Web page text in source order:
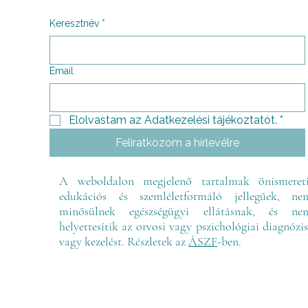
Keresztnév *
Email
Elolvastam az Adatkezelési tájékoztatót. *
Feliratkozom a hírlevélre
A weboldalon megjelenő tartalmak
edukációs és szemléletformáló jellegűek,
minősülnek egészségügyi ellátásnak, és
helyettesítik az orvosi vagy pszichológiai
vagy kezelést. Részletek azÁSZF-ben.